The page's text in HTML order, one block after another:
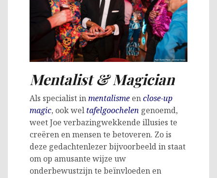
Mentalist & Magician
Als specialist inmentalisme enclose-up
magic, ook wel tafelgoochelen genoemd,
weet Joe verbazingwekkende illusies te
creëren en mensen te betoveren. Zo is
deze gedachtenlezer bijvoorbeeld in staat
om op amusante wijze uw
onderbewustzijn te beïnvloeden en